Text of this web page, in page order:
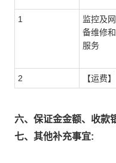
1
监控及
备维修
服务
2 【运费】
六、保证金金额、收款
七、其他补充事宜: